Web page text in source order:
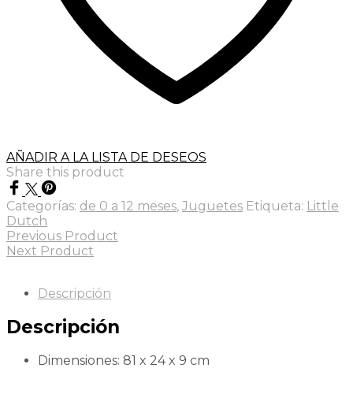
AÑADIR A LA LISTA DE DESEOS
Share this product
Categorías: de 0 a 12 meses, Juguetes Etiqueta: Little
Dutch
Previous Product
Next Product
Descripción
Descripción
Dimensiones: 81 x 24 x 9 cm